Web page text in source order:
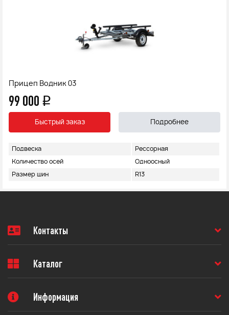
Прицеп Водник 03
99 000 q
Быстрый заказ Подробнее
Подвеска Рессорная
Количество осей Одноосный
Размер шин R13
Контакты
Каталог
Информация